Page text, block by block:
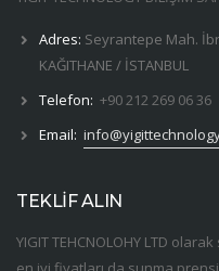
Adres: Seyrantepe Mah.
KAĞITHANE / İSTANBUL
Telefon: +90 212 269 06 36
Email:
TEKLİF ALIN
YIGIT TEHCNOLOHY LTD